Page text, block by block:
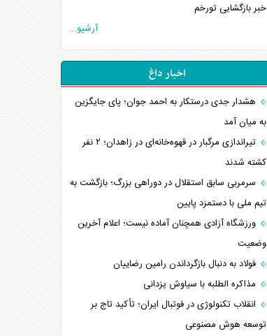
خبر بازگشایی تورخم
آرشیو...
اخبار داغ
هشدار جدی درستکار به احمد جوان؛ پای جایگزین
به میان آمد
تیراندازی مرگبار در قهوه‌خانه‌ای در زاهدان؛ ۲ نفر
کشته شدند
سرمربی سابق استقلال در دوراهی بزرگ؛ بازگشت به
تیم ملی با دستمزد پایین
ورزشگاه آزادی همچنان آماده نیست؛ اعلام آخرین
وضعیت
فولاد به دنبال بازگرداندن رامین رضاییان
مذاکره الطلبه با سیاوش یزدانی
انقلاب تکنولوژی در فوتبال ایران؛ تأکید تاج بر
توسعه هوش مصنوعی